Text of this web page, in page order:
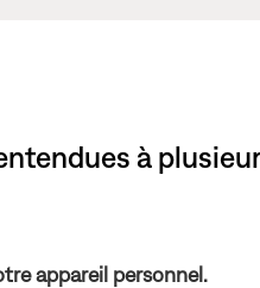
à
appareil personnel.